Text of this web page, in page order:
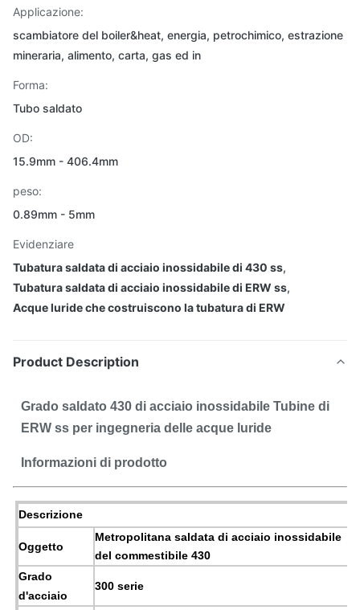
Applicazione:
scambiatore del boiler&heat, energia, petrochimico, estrazione
mineraria, alimento, carta, gas ed in
Forma:
Tubo saldato
OD:
15.9mm - 406.4mm
peso:
0.89mm - 5mm
Evidenziare
Tubatura saldata di acciaio inossidabile di 430 ss,
Tubatura saldata di acciaio inossidabile di ERW ss,
Acque luride che costruiscono la tubatura di ERW
Product Description
Grado saldato 430 di acciaio inossidabile Tubine di
ERW ss per ingegneria delle acque luride
Informazioni di prodotto
Descrizione
Oggetto
Metropolitana saldata di acciaio inossidabile
del commestibile 430
Grado
d'acciaio
300 serie